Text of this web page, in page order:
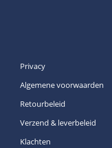
Privacy
Algemene voorwaarden
Retourbeleid
Verzend & leverbeleid
Klachten